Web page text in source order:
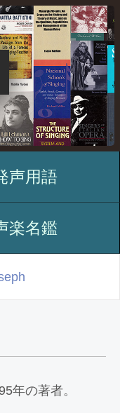
声用語
楽名鑑
年の著者。